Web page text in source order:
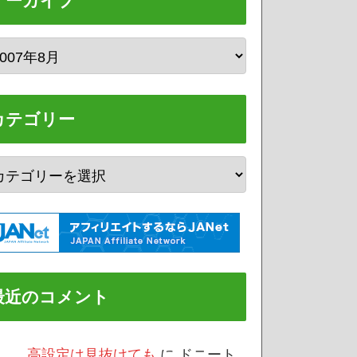
テゴリー
近のコメント